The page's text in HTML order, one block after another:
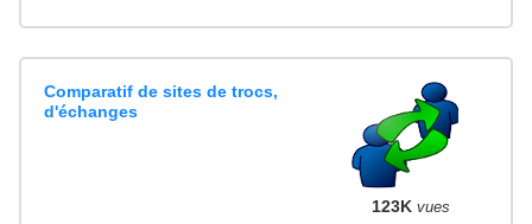
Comparatif de sites de trocs,
d'échanges
123K vues